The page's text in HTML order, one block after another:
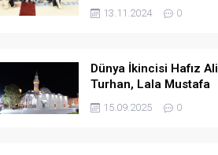
13.11.2024 0
Dünya İkincisi Hafız Ali
Turhan, Lala Mustafa
Paşa Camii’ne Atandı
15.09.2025 0